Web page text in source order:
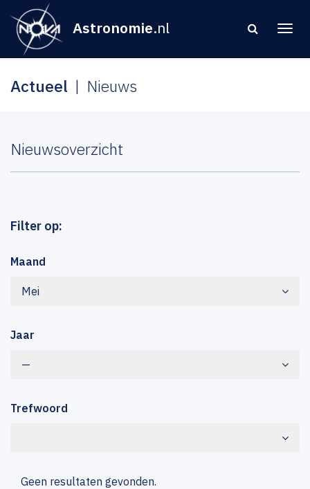
Astronomie.nl
Actueel Nieuws
Nieuwsoverzicht
Filter op:
Maand
Mei
Jaar
—
Trefwoord
Geen resultaten gevonden.